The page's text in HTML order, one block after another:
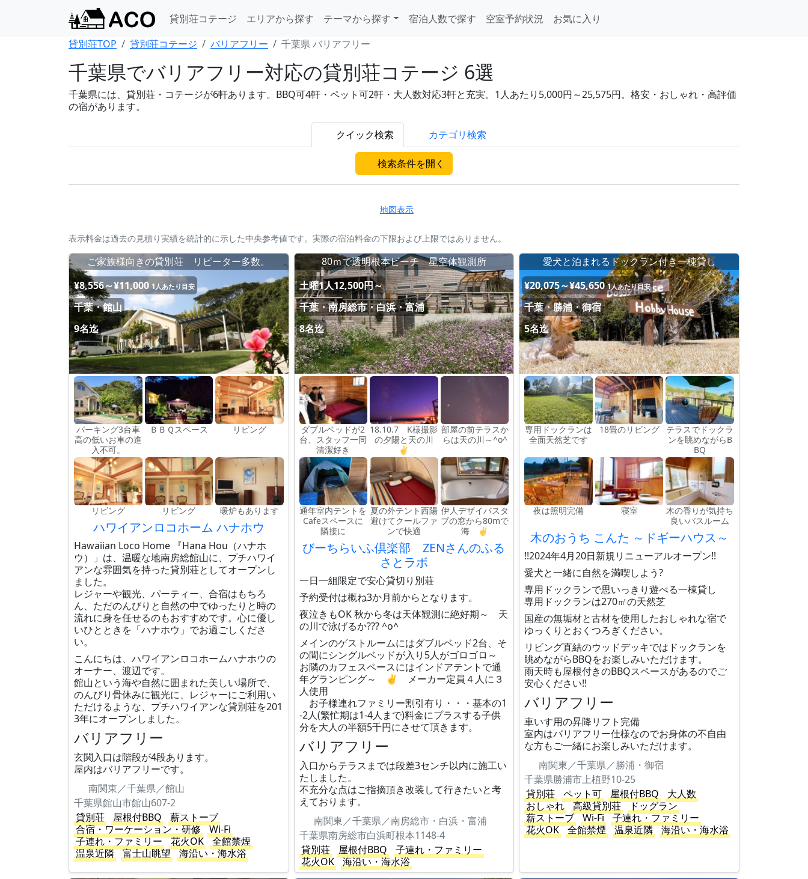
貸別荘コテージ エリアから探す テーマから探す 宿泊人数で探す 空室予約状況
お気に入り
貸別荘TOP
貸別荘コテージ バリアフリー 千葉県 バリアフリー
千葉県でバリアフリー対応の貸別荘コテージ 6選
千葉県には、貸別荘・コテージが6軒あります。BBQ可4軒・ペット可2軒・大人数対応3軒と充実。1人あたり5,000円～25,575円。格安・おしゃれ・高評価
の宿があります。
クイック検索 カテゴリ検索
検索条件を開く
地図表示
表示料金は過去の見積り実績を統計的に示した中央参考値です。実際の宿泊料金の下限および上限ではありません。
ご家族様向きの貸別荘 リピーター多数。
¥8,556～¥11,000 1人あたり目安
千葉・館山
9名迄
パーキング3台車
高の低いお車の進
入不可。
ＢＢＱスペース リビング
リビング リビング 暖炉もあります
ハワイアンロコホーム ハナホウ
Hawaiian Loco Home 『Hana Hou（ハナホ
ウ）」は、温暖な地南房総館山に、プチハワイ
アンな雰囲気を持った貸別荘としてオープンし
ました。
レジャーや観光、パーティー、合宿はもちろ
ん、ただのんびりと自然の中でゆったりと時の
流れに身を任せるのもおすすめです。心に優し
いひとときを「ハナホウ」でお過ごしくださ
い。
こんにちは、ハワイアンロコホームハナホウの
オーナー、渡辺です。
館山という海や自然に囲まれた美しい場所で、
のんびり骨休みに観光に、レジャーにご利用い
ただけるような、プチハワイアンな貸別荘を201
3年にオープンしました。
バリアフリー
玄関入口は階段が4段あります。
屋内はバリアフリーです。
南関東／千葉県／館山
千葉県館山市館山607-2
貸別荘
屋根付BBQ
薪ストーブ
合宿・ワーケーション・研修
Wi-Fi
子連れ・ファミリー
花火OK
全館禁煙
温泉近隣
富士山眺望 海沿い・海水浴
80ｍで透明根本ビーチ 星空体観測所
土曜1人12,500円～
千葉・南房総市・白浜・富浦
8名迄
ダブルベッドが2
台、スタッフ一同
清潔好き
18.10.7 K様撮影
の夕陽と天の川
✌
部屋の前テラスか
らは天の川～^o^
通年室内テントを
Cafeスペースに
隣接に
夏の外テント西陽
避けてクールファ
ンで快適
伊人デザイバスタ
ブの窓から80mで
海 ✌
びーちらいふ倶楽部 ZENさんのふる
さとラボ
一日一組限定で安心貸切り別荘
予約受付は概ね3か月前からとなります。
夜泣きもOK 秋から冬は天体観測に絶好期～ 天
の川で泳げるか??? ^o^
メインのゲストルームにはダブルベッド2台、そ
の間にシングルベッドが入り5人がゴロゴロ～
お隣のカフェスペースにはインドアテントで通
年グランピング～ ✌ メーカー定員４人に３
人使用
お子様連れファミリー割引有り・・・基本の1
-2人(繁忙期は1-4人まで)料金にプラスする子供
分を大人の半額5千円にさせて頂きます。
バリアフリー
入口からテラスまでは段差3センチ以内に施工い
たしました。
不充分な点はご指摘頂き改装して行きたいと考
えております。
南関東／千葉県／南房総市・白浜・富浦
千葉県南房総市白浜町根本1148-4
貸別荘
屋根付BBQ
子連れ・ファミリー
花火OK
海沿い・海水浴
愛犬と泊まれるドックラン付き一棟貸し
¥20,075～¥45,650 1人あたり目安
千葉・勝浦・御宿
5名迄
専用ドックランは
全面天然芝です
18畳のリビング
テラスでドックラ
ンを眺めながらB
BQ
夜は照明完備 寝室
木の香りが気持ち
良いバスルーム
木のおうち こんた ～ドギーハウス～
!!2024年4月20日新規リニューアルオープン!!
愛犬と一緒に自然を満喫しよう?
専用ドックランで思いっきり遊べる一棟貸し
専用ドックランは270㎡の天然芝
国産の無垢材と古材を使用したおしゃれな宿で
ゆっくりとおくつろぎください。
リビング直結のウッドデッキではドックランを
眺めながらBBQをお楽しみいただけます。
雨天時も屋根付きのBBQスペースがあるのでご
安心ください!!
バリアフリー
車いす用の昇降リフト完備
室内はバリアフリー仕様なのでお身体の不自由
な方もご一緒にお楽しみいただけます。
南関東／千葉県／勝浦・御宿
千葉県勝浦市上植野10-25
貸別荘
ペット可 屋根付BBQ
大人数
おしゃれ
高級貸別荘
ドッグラン
薪ストーブ
Wi-Fi
子連れ・ファミリー
花火OK
全館禁煙 温泉近隣 海沿い・海水浴